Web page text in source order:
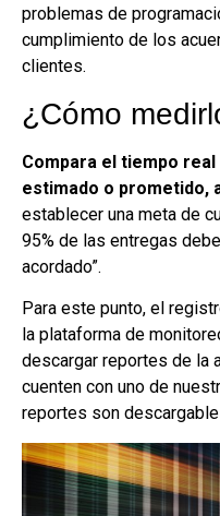
problemas de
cumplimiento de los
clientes.
¿Cómo
Compara el tiempo
estimado o prometido,
establecer una meta de
95% de las entregas
acordado”.
Para este punto, el
la plataforma de
descargar reportes de la
cuenten con uno de
reportes son